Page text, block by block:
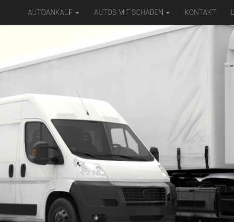
AUTOANKAUF AUTOS MIT SCHADEN KONTAKT